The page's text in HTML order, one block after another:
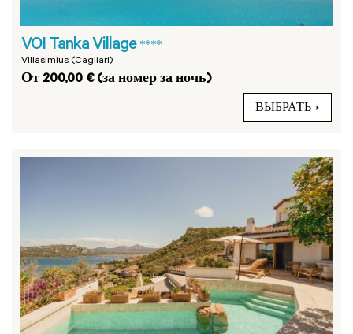
VOI Tanka Village ****
Villasimius (Cagliari)
От 200,00 € (за номер за ночь)
ВЫБРАТЬ